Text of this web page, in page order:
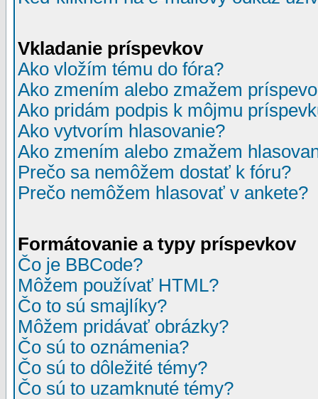
Vkladanie príspevkov
Ako vložím tému do fóra?
Ako zmením alebo zmažem
Ako pridám podpis k môjmu
Ako vytvorím hlasovanie?
Ako zmením alebo zmažem
Prečo sa nemôžem dostať k fóru?
Prečo nemôžem hlasovať v ankete?
Formátovanie a typy príspevkov
Čo je BBCode?
Môžem používať HTML?
Čo to sú smajlíky?
Môžem pridávať obrázky?
Čo sú to oznámenia?
Čo sú to dôležité témy?
Čo sú to uzamknuté témy?